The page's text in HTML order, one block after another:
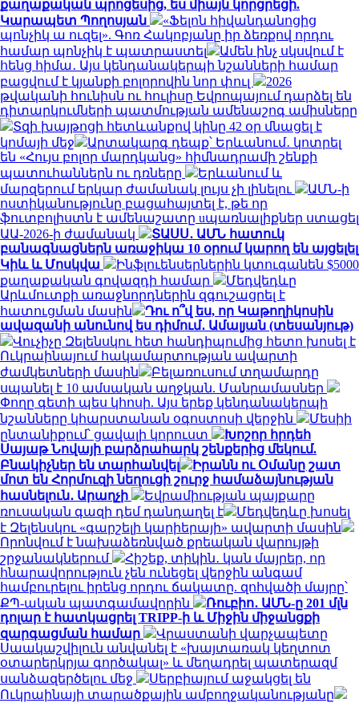
քաղաքական պրոցեսից, ես միայն կորցրեցի.
Կարապետ Պողոսյան
«Ֆելոն հիվանդանոցից
պոնչիկ ա ուզել». Գոռ Հակոբյանը իր ձեռքով որդու
համար պոնչիկ է պատրաստել
Ամեն ինչ սկսվում է
հենց հիմա․ Այս կենդանակերպի նշանների համար
բացվում է կյանքի բոլորովին նոր փուլ
2026
թվականի հունիսն ու հուլիսը Եվրոպայում դարձել են
դիտարկումների պատմության ամենաշոգ ամիսները
Տզի խայթոցի հետևանքով կինը 42 օր մնացել է
կոմայի մեջ
Արտակարգ դեպք՝ Երևանում․ կոտրել
են «Հույս բոլոր մարդկանց» հիմնադրամի շենքի
պատուհաններն ու դռները
Երևանում և
մարզերում երկար ժամանակ լույս չի լինելու
ԱՄՆ-ի
ոստիկանությունը բացահայտել է, թե որ
ֆուտբոլիստն է ամենաշատը uպառնալիքներ ստացել
ԱԱ-2026-ի ժամանակ
ՏԱՍՍ․ ԱՄՆ հատուկ
բանագնացներն առաջիկա 10 օրում կարող են այցելել
Կիև և Մոսկվա
Ինֆլուենսերներին կտուգանեն $5000
քաղաքական գովազդի համար
Մեդվեդևը
Արևմուտքի առաջնորդներին զգուշացրել է
հատուցման մասին
Դու ո՞վ ես, որ Կաթողիկոսին
ավազանի անունով ես դիմում․ Ամալյան (տեսանյութ)
Վուչիչը Զելենսկու հետ հանդիպումից հետո խոսել է
Ուկրաինայում հակամարտության ավարտի
ժամկետների մասին
Բելառուսում տղամարդը
սպանել է 10 ամսական աղջկան. Մանրամասներ
Փողը գետի պես կհոսի. Այս երեք կենդանակերպի
նշանները կհարստանան օգոստոսի վերջին
Մեսիի
ընտանիքում՝ ցավալի կորուստ
Խոշոր հրդեհ
Սայաթ Նովայի բարձրահարկ շենքերից մեկում.
Բնակիչներ են տարհանվել
Իրանն ու Օմանը շատ
մոտ են Հորմուզի նեղուցի շուրջ համաձայնության
հասնելուն․ Արաղչի
Եվրամիության պայքարը
ռուսական գազի դեմ դանդաղել է
Մեդվեդևը խոսել
է Զելենսկու «գարշելի կարիերայի» ավարտի մասին
Որոնվում է նախաձեռնված քրեական վարույթի
շրջանակներում
Հիշեք, տիկին․ կան մայրեր, որ
հնարավորություն չեն ունեցել վերջին անգամ
համբուրելու իրենց որդու ճակատը. զոհվածի մայրը՝
ՔՊ-ական պատգամավորին
Ռուբիո․ ԱՄՆ-ը 201 մլն
դոլար է հատկացրել TRIPP-ի և Միջին միջանցքի
զարգացման համար
Վրաստանի վարչապետը
Սաակաշվիլուն անվանել է «խայտառակ կեղտոտ
օտարերկրյա գործակալ» և մեղադրել պատերազմ
սանձազերծելու մեջ
Սերբիայում աջակցել են
Ուկրաինայի տարածքային ամբողջականությանը